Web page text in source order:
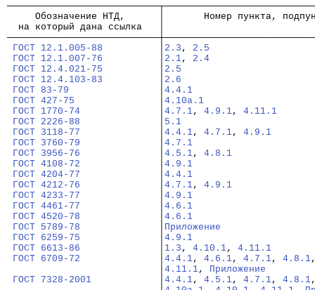
Обозначение НТД,      │       Номер пункта,
  на который дана ссылка   │
ГОСТ 12.1.005-88
2.3 , 2.5
ГОСТ 12.1.007-76
2.1, 2.4
ГОСТ 12.4.021-75
2.5
ГОСТ 12.4.103-83
2.6
ГОСТ 83-79
4.4.1
ГОСТ 427-75
4.10а.1
ГОСТ 1770-74
4.7.1, 4.9.1, 4.11.1
ГОСТ 2226-88
5.1
ГОСТ 3118-77
4.4.1, 4.7.1, 4.9.1
ГОСТ 3760-79
4.7.1
ГОСТ 3956-76
4.5.1, 4.8.1
ГОСТ 4108-72
4.9.1
ГОСТ 4204-77
4.4.1
ГОСТ 4212-76
4.7.1, 4.9.1
ГОСТ 4233-77
4.9.1
ГОСТ 4461-77
4.6.1
ГОСТ 4520-78
4.6.1
ГОСТ 5789-78
Приложение
ГОСТ 6259-75
4.9.1
ГОСТ 6613-86
1.3 , 4.10.1, 4.11.1
ГОСТ 6709-72
4.4.1, 4.6.1, 4.7.1, 4.8.1
4.11.1, Приложение
ГОСТ 7328-2001
4.4.1, 4.5.1, 4.7.1, 4.8.1